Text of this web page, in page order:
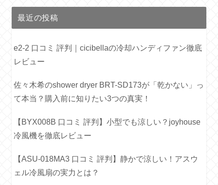
最近の投稿
e2-2 口コミ 評判｜cicibellaの冷却ハンディファン徹底
レビュー
佐々木希のshower dryer BRT-SD173が「乾かない」っ
て本当？購入前に知りたい3つの真実！
【BYX008B 口コミ 評判】小型でも涼しい？joyhouse
冷風機を徹底レビュー
【ASU-018MA3 口コミ 評判】静かで涼しい！アスウ
ェル冷風扇の実力とは？